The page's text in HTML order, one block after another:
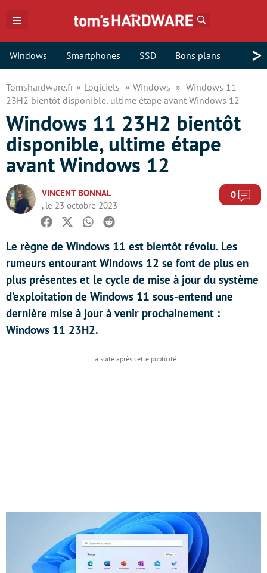
Windows Smartphones SSD Bons plans >
Tomshardware.fr Logiciels Windows
Windows 11
23H2 bientôt disponible, ultime étape avant Windows 12
Windows 11 23H2 bientôt
disponible, ultime étape
avant Windows 12
VINCENT BONNAL
, le 23 octobre 2023
0
Facebook
TwitterWhatsapp
Reddit
Le règne de Windows 11 est bientôt révolu. Les
rumeurs entourant Windows 12 se font de plus en
plus présentes et le cycle de mise à jour du système
d’exploitation de Windows 11 sous-entend une
dernière mise à jour à venir prochainement :
Windows 11 23H2.